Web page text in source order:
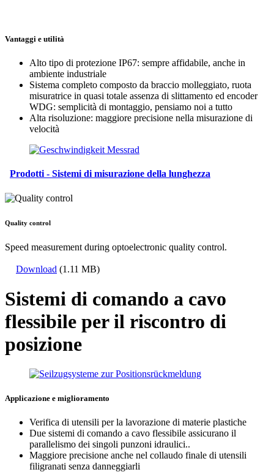
Vantaggi e utilità
Alto tipo di protezione IP67: sempre affidabile, anche in
ambiente industriale
Sistema completo composto da braccio molleggiato, ruota
misuratrice in quasi totale assenza di slittamento ed encoder
WDG: semplicità di montaggio, pensiamo noi a tutto
Alta risoluzione: maggiore precisione nella misurazione di
velocità
Prodotti - Sistemi di misurazione della lunghezza
Quality control
Speed measurement during optoelectronic quality control.
Download (1.11 MB)
Sistemi di comando a cavo
flessibile per il riscontro di
posizione
Applicazione e miglioramento
Verifica di utensili per la lavorazione di materie plastiche
Due sistemi di comando a cavo flessibile assicurano il
parallelismo dei singoli punzoni idraulici..
Maggiore precisione anche nel collaudo finale di utensili
filigranati senza danneggiarli